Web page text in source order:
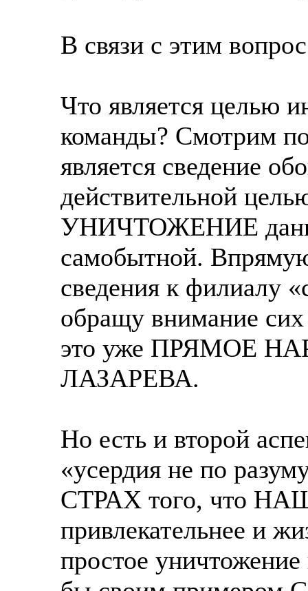
В связи с этим
Что является целью
команды? Смотрим
является сведение
действительной
УНИЧТОЖЕНИЕ
самобытной.
сведения к филиалу
обращу внимание
это уже ПРЯМОЕ
ЛАЗАРЕВА.
Но есть и второй
«усердия не по
СТРАХ того, что
привлекательнее и
простое